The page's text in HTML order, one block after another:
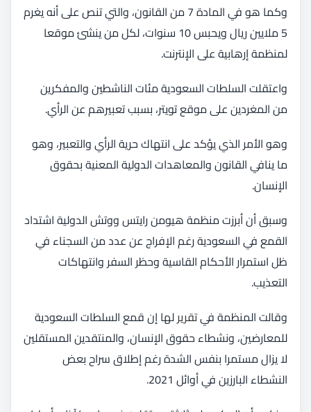
وكما هو في المادة 7 من القانون، والتي تنص على أنه يغرم
5 ملايين ريال ويحبس 10 سنوات، لكل من ينشئ موقعا
لمنظمة إرهابية على الإنترنت.
واعتقلت السلطات السعودية مئات الناشطين والمفكرين
من المغردين على موقع تويتر، بسبب تعبيرهم عن الرأي.
وهو الأمر الذي يؤكد على انتهاك حرية الرأي والتعبير، وهو
ما ينافي القانون والمعاهدات الدولية المعنية بحقوق
الإنسان.
وسبق أن أبرزت منظمة هيومن رايتس ووتش الدولية اشتداد
القمع في السعودية رغم الإفراج عن عدد من السجناء في
ظل استمرار الأحكام القاسية وحظر السفر وانتهاكات
التعذيب.
وقالت المنظمة فيتقريرلها إن قمع السلطات السعودية
للمعارضين، ونشطاء حقوق الإنسان، والمنتقدين المستقلين
لا يزال مستمرا بنفس الشدة رغم إطلاق سراح بعض
النشطاء البارزين في أوائل 2021.